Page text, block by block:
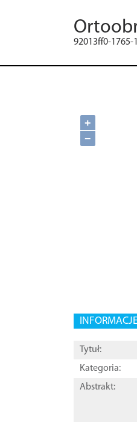
92013ff0-1765-
+
−
Tytuł:
Kategoria:
Abstrakt: